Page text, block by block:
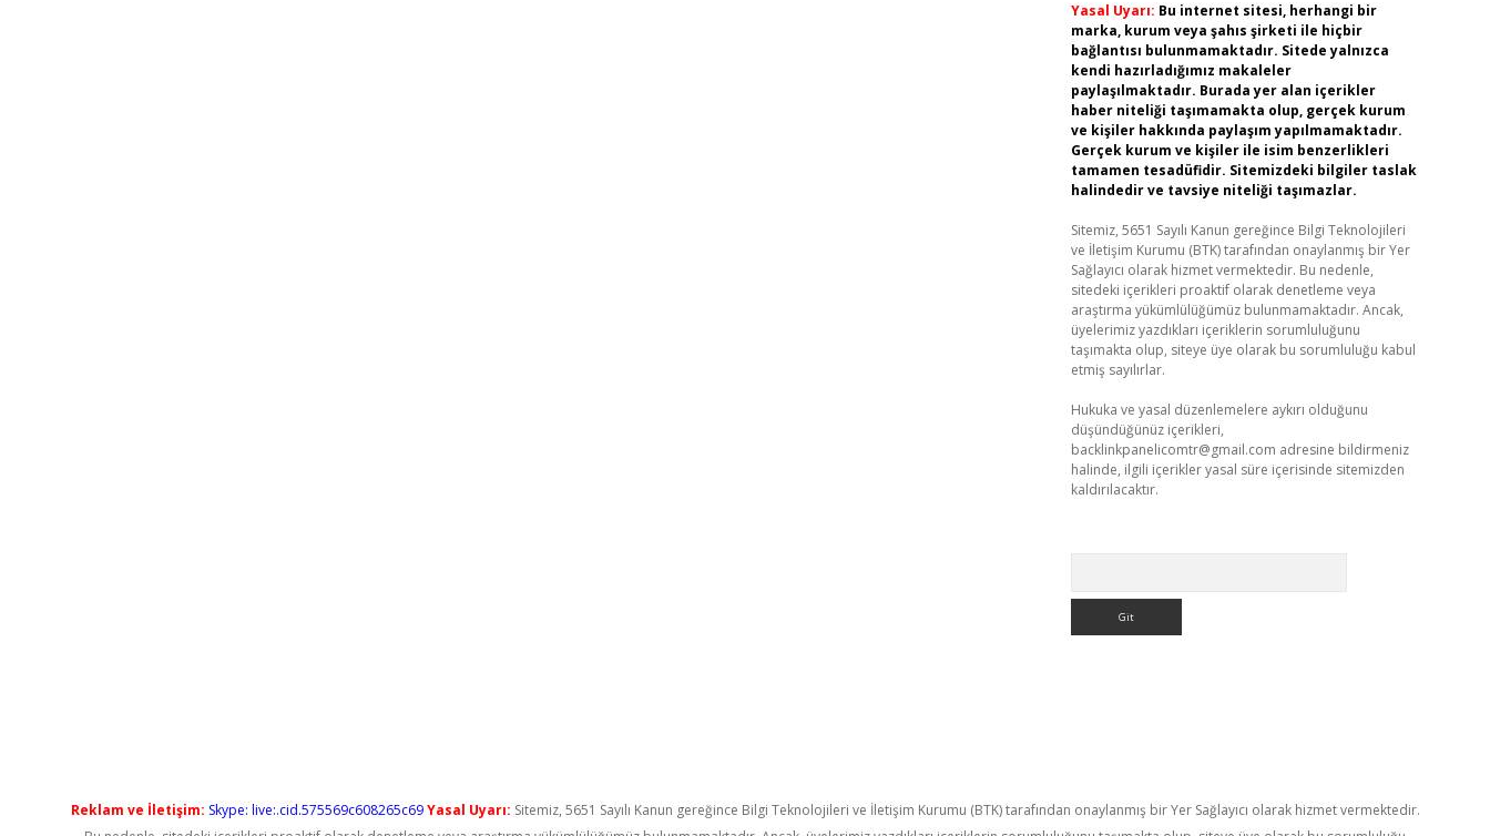
Yasal Uyarı: Bu internet sitesi, herhangi bir
marka, kurum veya şahıs şirketi ile hiçbir
bağlantısı bulunmamaktadır. Sitede yalnızca
kendi hazırladığımız makaleler
paylaşılmaktadır. Burada yer alan içerikler
haber niteliği taşımamakta olup, gerçek kurum
ve kişiler hakkında paylaşım yapılmamaktadır.
Gerçek kurum ve kişiler ile isim benzerlikleri
tamamen tesadüfidir. Sitemizdeki bilgiler taslak
halindedir ve tavsiye niteliği taşımazlar.
Sitemiz, 5651 Sayılı Kanun gereğince Bilgi Teknolojileri
ve İletişim Kurumu (BTK) tarafından onaylanmış bir Yer
Sağlayıcı olarak hizmet vermektedir. Bu nedenle,
sitedeki içerikleri proaktif olarak denetleme veya
araştırma yükümlülüğümüz bulunmamaktadır. Ancak,
üyelerimiz yazdıkları içeriklerin sorumluluğunu
taşımakta olup, siteye üye olarak bu sorumluluğu kabul
etmiş sayılırlar.
Hukuka ve yasal düzenlemelere aykırı olduğunu
düşündüğünüz içerikleri,
backlinkpanelicomtr@gmail.com adresine bildirmeniz
halinde, ilgili içerikler yasal süre içerisinde sitemizden
kaldırılacaktır.
Reklam ve İletişim: Skype: live:.cid.575569c608265c69 Yasal Uyarı: Sitemiz, 5651 Sayılı Kanun gereğince Bilgi Teknolojileri ve İletişim Kurumu (BTK) tarafından onaylanmış bir Yer Sağlayıcı olarak hizmet vermektedir.